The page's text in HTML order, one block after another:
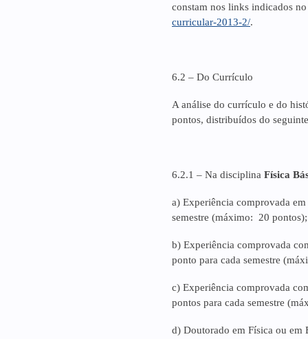
constam nos links indicados
curricular-2013-2/.
6.2 – Do Currículo
A análise do currículo e do
pontos, distribuídos do
6.2.1 – Na disciplina Física
a) Experiência comprovada
semestre (máximo: 20 pontos);
b) Experiência comprovada
ponto para cada semestre
c) Experiência comprovada
pontos para cada semestre
d) Doutorado em Física ou